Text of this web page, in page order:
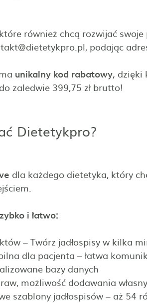
które również chcą rozwijać
podając
unikalny kod rabatowy, dzięki
zaledwie 399,75 zł brutto!
Dietetykpro?
dla każdego dietetyka, który
i łatwo:
– Twórz jadłospisy w kilka
dla pacjenta – łatwa
bazy danych
możliwość dodawania
szablony jadłospisów – aż 54